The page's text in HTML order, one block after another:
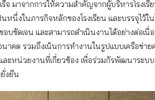
จ มาจากการให้ความสำคัญจากผู้บริหารโรงเ
หนึ่งในภารกิจหลักของโรงเรียน และบรรจุไว้ใ
บชัดเจน และสามารถดำเนินงานได้อย่างต่อเนื่
าคต รวมถึงเน้นการทำงานในรูปแบบเครือข่า
ละหน่วยงานที่เกี่ยวข้อง เพื่อร่วมกัรพัฒนาระบ
งยืน